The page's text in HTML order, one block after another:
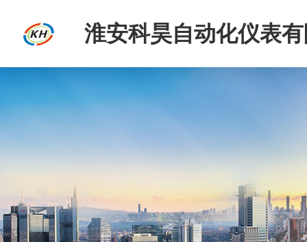
淮安科昊自动化仪表